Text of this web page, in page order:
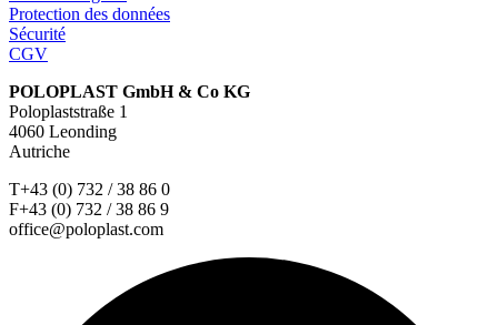
Protection des données
Sécurité
CGV
POLOPLAST GmbH & Co KG
Poloplaststraße 1
4060 Leonding
Autriche
T+43 (0) 732 / 38 86 0
F+43 (0) 732 / 38 86 9
office@poloplast.com